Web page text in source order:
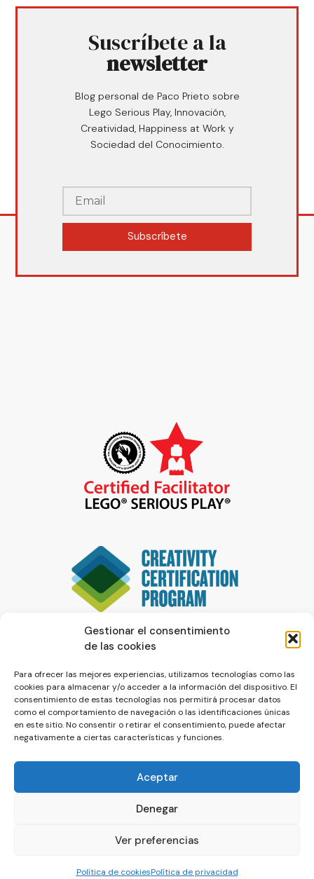
Gestionar el consentimiento
de las cookies
Para ofrecer las mejores experiencias, utilizamos tecnologías como las
cookies para almacenar y/o acceder a la información del dispositivo. El
consentimiento de estas tecnologías nos permitirá procesar datos
como el comportamiento de navegación o las identificaciones únicas
en este sitio. No consentir o retirar el consentimiento, puede afectar
negativamente a ciertas características y funciones.
Aceptar
Denegar
Ver preferencias
Política de cookiesPolítica de privacidad
Suscríbete a la
newsletter
Blog personal de Paco Prieto sobre
Lego Serious Play, Innovación,
Creatividad, Happiness at Work y
Sociedad del Conocimiento.
Subscríbete
© La Servilleta - El Blog de Paco Prieto
Política de cookiesPolítica de privacidad